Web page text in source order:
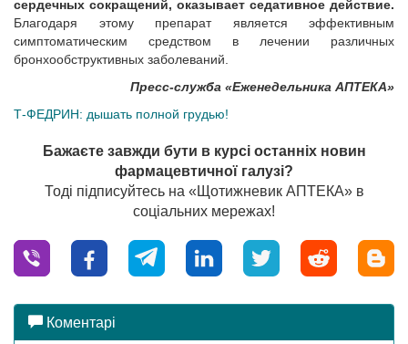
сердечных сокращений, оказывает седативное действие.
Благодаря этому препарат является эффективным
симптоматическим средством в лечении различных
бронхообструктивных заболеваний.
Пресс-служба «Еженедельника АПТЕКА»
Т-ФЕДРИН: дышать полной грудью!
Бажаєте завжди бути в курсі останніх новин
фармацевтичної галузі?
Тоді підписуйтесь на «Щотижневик АПТЕКА» в
соціальних мережах!
Коментарі